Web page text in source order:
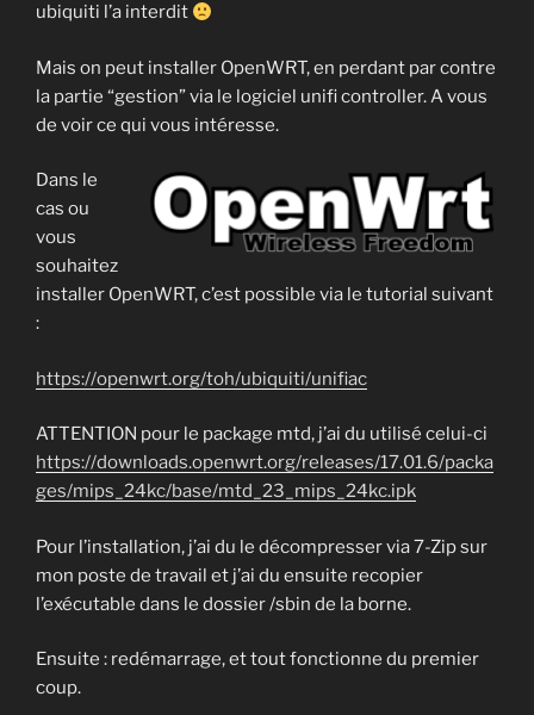
ubiquiti l’a interdit
Mais on peut installer OpenWRT, en perdant par contre
la partie “gestion” via le logiciel unifi controller. A vous
de voir ce qui vous intéresse.
Dans le
cas ou
vous
souhaitez
installer OpenWRT, c’est possible via le tutorial suivant
:
https://openwrt.org/toh/ubiquiti/unifiac
ATTENTION pour le package mtd, j’ai du utilisé celui-ci
https://downloads.openwrt.org/releases/17.01.6/packa
ges/mips_24kc/base/mtd_23_mips_24kc.ipk
Pour l’installation, j’ai du le décompresser via 7-Zip sur
mon poste de travail et j’ai du ensuite recopier
l’exécutable dans le dossier /sbin de la borne.
Ensuite : redémarrage, et tout fonctionne du premier
coup.